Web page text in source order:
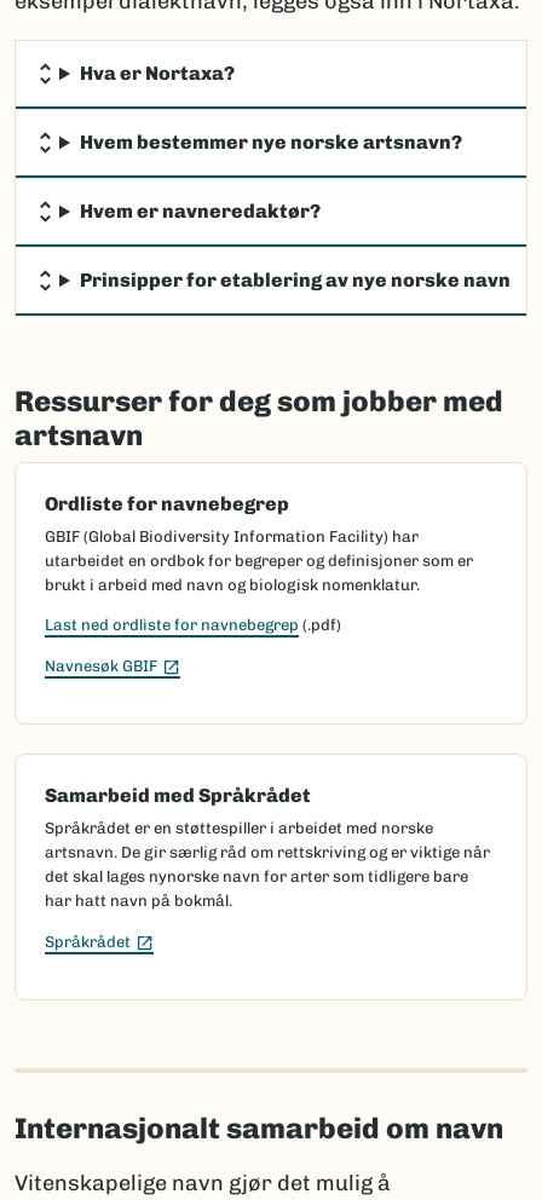
Hva er Nortaxa?
Hvem bestemmer nye norske artsnavn?
Hvem er navneredaktør?
Prinsipper for etablering av nye norske navn
Ressurser for deg som jobber med
artsnavn
Ordliste for navnebegrep
GBIF (Global Biodiversity Information Facility) har
utarbeidet en ordbok for begreper og definisjoner som er
brukt i arbeid med navn og biologisk nomenklatur.
Last ned ordliste for navnebegrep (.pdf)
Navnesøk GBIF (Ekstern lenke)
Samarbeid med Språkrådet
Språkrådet er en støttespiller i arbeidet med norske
artsnavn. De gir særlig råd om rettskriving og er viktige når
det skal lages nynorske navn for arter som tidligere bare
har hatt navn på bokmål.
Språkrådet (Ekstern lenke)
Internasjonalt samarbeid om navn
Vitenskapelige navn gjør det mulig å